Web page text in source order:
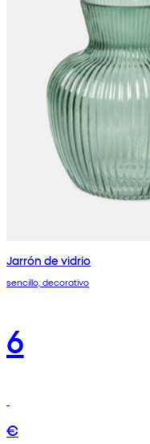
Jarrón de vidrio
sencillo, decorativo
6
€